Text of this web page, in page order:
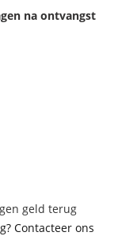
na ontvangst
geld terug
Contacteer ons